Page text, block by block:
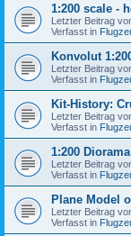
1:200 scale -
Letzter Beitrag
Verfasst in
Konvolut
Letzter Beitrag
Verfasst in
Kit-History:
Letzter Beitrag
Verfasst in
1:200
Letzter Beitrag
Verfasst in
Plane Model
Letzter Beitrag
Verfasst in